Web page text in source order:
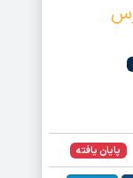
پایان یافته